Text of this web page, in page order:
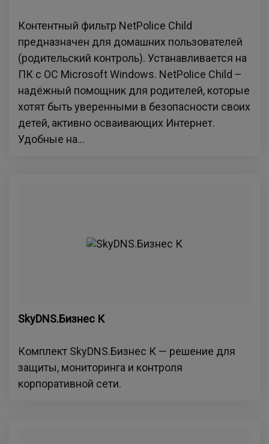
Контентный фильтр NetPolice Child
предназначен для домашних пользователей
(родительский контроль). Устанавливается на
ПК с ОС Microsoft Windows. NetPolice Child –
надёжный помощник для родителей, которые
хотят быть уверенными в безопасности своих
детей, активно осваивающих Интернет.
Удобные на...
SkyDNS.Бизнес К
Комплект SkyDNS.Бизнес К — решение для
защиты, мониторинга и контроля
корпоративной сети.